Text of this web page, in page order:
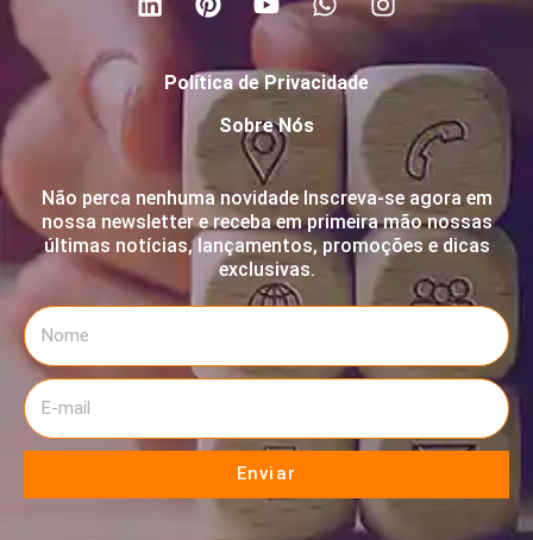
Política de Privacidade
Sobre Nós
Não perca nenhuma novidade Inscreva-se agora em
nossa newsletter e receba em primeira mão nossas
últimas notícias, lançamentos, promoções e dicas
exclusivas.
Enviar